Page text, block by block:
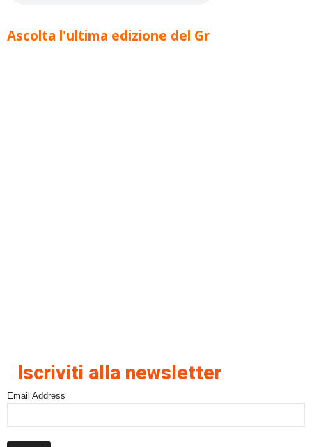
Ascolta l'ultima edizione del Gr
Iscriviti alla newsletter
Email Address